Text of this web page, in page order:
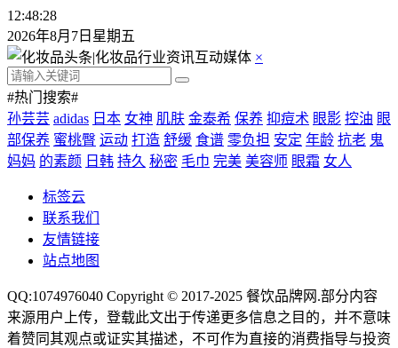
12:48:29
2026年8月7日星期五
×
#热门搜索#
孙芸芸 adidas 日本 女神 肌肤 金泰希 保养 抑痘术 眼影 控油 眼
部保养 蜜桃臀 运动 打造 舒缓 食谱 零负担 安定 年龄 抗老 鬼
妈妈 的素颜 日韩 持久 秘密 毛巾 完美 美容师 眼霜 女人
标签云
联系我们
友情链接
站点地图
QQ:1074976040 Copyright © 2017-2025 餐饮品牌网 .部分内容
来源用户上传，登载此文出于传递更多信息之目的，并不意味
着赞同其观点或证实其描述，不可作为直接的消费指导与投资